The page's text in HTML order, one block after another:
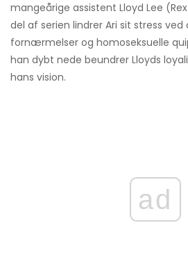
mangeårige assistent Lloyd Lee
del af serien lindrer Ari sit stress
fornærmelser og homoseksuelle
han dybt nede beundrer Lloyds
hans vision.
ad